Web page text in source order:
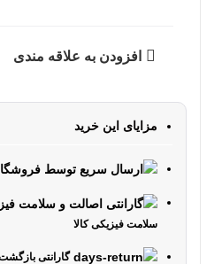
مزایای این خرید
سلامت فیزیکی کالا
گارانتی
افزودن به علاقه مندی